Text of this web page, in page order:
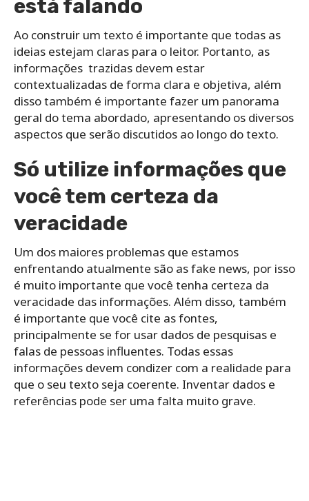
está falando
Ao construir um texto é importante que todas as
ideias estejam claras para o leitor. Portanto, as
informações trazidas devem estar
contextualizadas de forma clara e objetiva, além
disso também é importante fazer um panorama
geral do tema abordado, apresentando os diversos
aspectos que serão discutidos ao longo do texto.
Só utilize informações que
você tem certeza da
veracidade
Um dos maiores problemas que estamos
enfrentando atualmente são as fake news, por isso
é muito importante que você tenha certeza da
veracidade das informações. Além disso, também
é importante que você cite as fontes,
principalmente se for usar dados de pesquisas e
falas de pessoas influentes. Todas essas
informações devem condizer com a realidade para
que o seu texto seja coerente. Inventar dados e
referências pode ser uma falta muito grave.